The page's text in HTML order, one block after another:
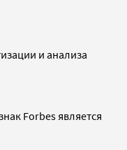
и анализа
Forbes является